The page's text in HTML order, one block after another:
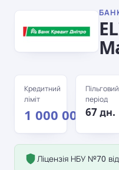
Кредитний
ліміт
1 000 000 грн
Пільговий
період
67 дн.
Ліцензія НБУ №70